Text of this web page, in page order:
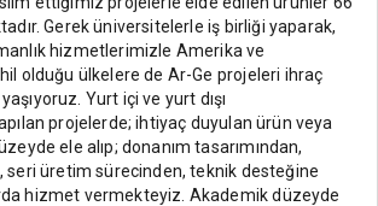
Gerek üniversitelerle iş birliği yaparak,
hizmetlerimizle Amerika ve
olduğu ülkelere de Ar-Ge projeleri ihraç
Yurt içi ve yurt dışı
projelerde; ihtiyaç duyulan ürün veya
ele alıp; donanım tasarımından,
seri üretim sürecinden, teknik desteğine
hizmet vermekteyiz. Akademik düzeyde